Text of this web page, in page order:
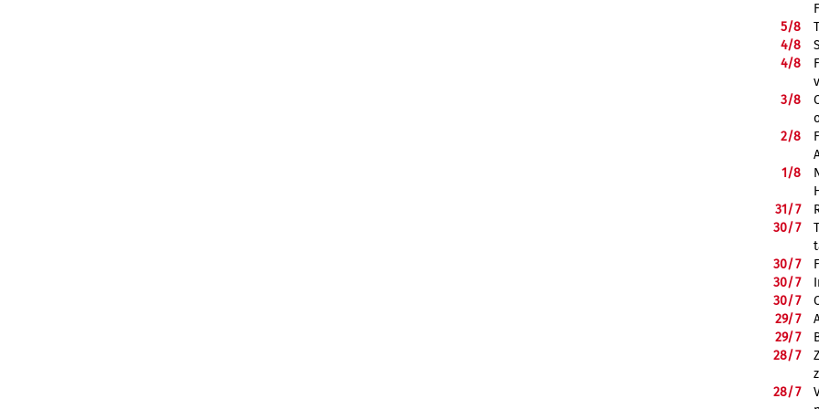
5/8
4/8
4/8
3/8
2/8
1/8
31/7
30/7
30/7
30/7
30/7
29/7
29/7
28/7
28/7